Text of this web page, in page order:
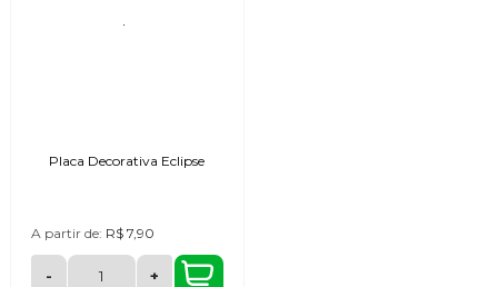
Placa Decorativa Eclipse
A partir de: R$ 7,90
- +